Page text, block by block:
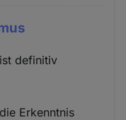
definitiv
Erkenntnis